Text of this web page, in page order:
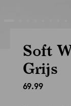
Soft
Grijs
69.99